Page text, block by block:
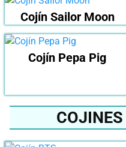
Cojín Sailor Moon
Cojín Pepa Pig